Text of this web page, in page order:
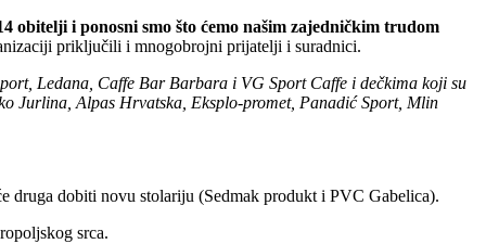
obitelji i ponosni smo što ćemo našim zajedničkim trudom
priključili i mnogobrojni prijatelji i suradnici.
Ledana, Caffe Bar Barbara i VG Sport Caffe i dečkima koji su
Jurlina, Alpas Hrvatska, Eksplo-promet, Panadić Sport, Mlin
druga dobiti novu stolariju (Sedmak produkt i PVC Gabelica).
srca.